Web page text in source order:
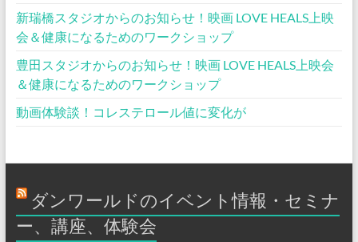
新瑞橋スタジオからのお知らせ！映画 LOVE HEALS上映
会＆健康になるためのワークショップ
豊田スタジオからのお知らせ！映画 LOVE HEALS上映会
＆健康になるためのワークショップ
動画体験談！コレステロール値に変化が
ダンワールドのイベント情報・セミナ
ー、講座、体験会